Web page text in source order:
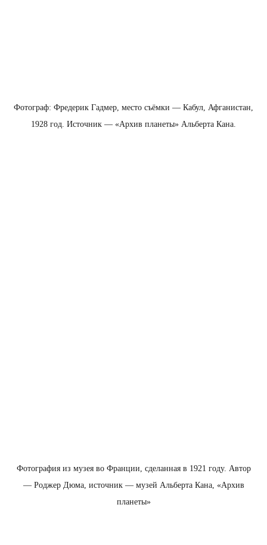
Фотограф: Фредерик Гадмер, место съёмки — Кабул, Афганистан,
1928 год. Источник — «Архив планеты» Альберта Кана.
Фотография из музея во Франции, сделанная в 1921 году. Автор
— Роджер Дюма, источник — музей Альберта Кана, «Архив
планеты»